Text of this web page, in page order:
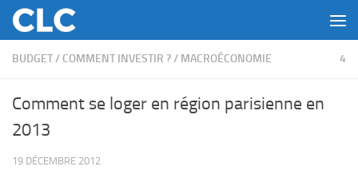
Skip to content
BUDGET/ COMMENT INVESTIR ?/ MACROÉCONOMIE 4
Comment se loger en région parisienne en
2013
19 DÉCEMBRE 2012